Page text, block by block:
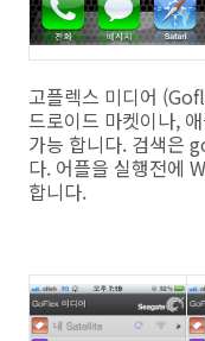
고플렉스 미디어
드로이드 마켓이나,
가능 합니다. 검색은
다. 어플을 실행전에
합니다.